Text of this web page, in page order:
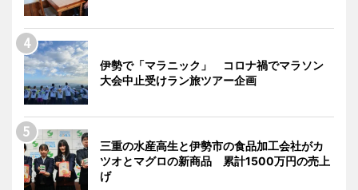
伊勢で「マラニック」 コロナ禍でマラソン
大会中止受けラン旅ツアー企画
三重の水産高生と伊勢市の食品加工会社がカ
ツオとマグロの新商品 累計1500万円の売上
げ